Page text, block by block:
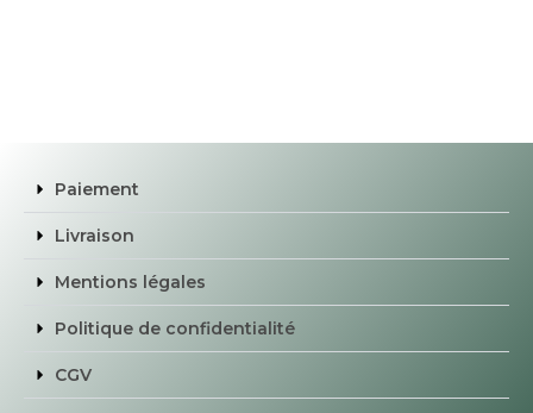
Paiement
Livraison
Mentions légales
Politique de confidentialité
CGV